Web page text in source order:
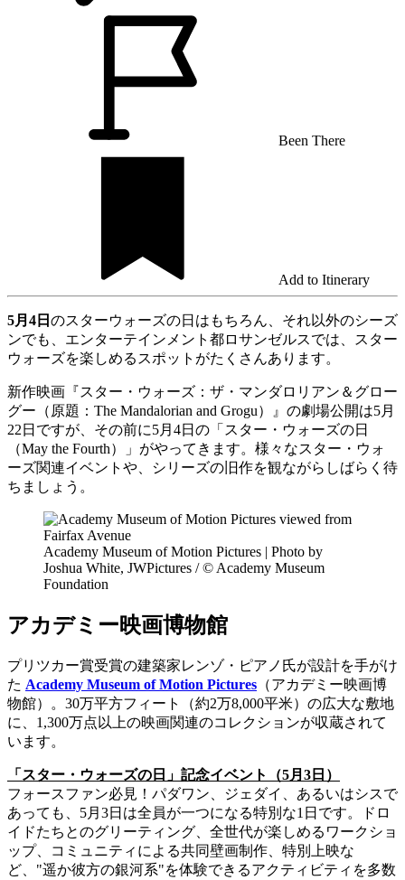
Been There
Add to Itinerary
5月4日 のスターウォーズの日はもちろん、それ以外のシーズ
ンでも、エンターテインメント都ロサンゼルスでは、スター
ウォーズを楽しめるスポットがたくさんあります。
新作映画『スター・ウォーズ：ザ・マンダロリアン＆グロー
グー（原題：The Mandalorian and Grogu）』の劇場公開は5月
22日ですが、その前に5月4日の「スター・ウォーズの日
（May the Fourth）」がやってきます。様々なスター・ウォ
ーズ関連イベントや、シリーズの旧作を観ながらしばらく待
ちましょう。
Academy Museum of Motion Pictures | Photo by
Joshua White, JWPictures / © Academy Museum
Foundation
アカデミー映画博物館
プリツカー賞受賞の建築家レンゾ・ピアノ氏が設計を手がけ
た Academy Museum of Motion Pictures （アカデミー映画博
物館）。30万平方フィート（約2万8,000平米）の広大な敷地
に、1,300万点以上の映画関連のコレクションが収蔵されて
います。
「スター・ウォーズの日」記念イベント（5月3日）
フォースファン必見！パダワン、ジェダイ、あるいはシスで
あっても、5月3日は全員が一つになる特別な1日です。ドロ
イドたちとのグリーティング、全世代が楽しめるワークショ
ップ、コミュニティによる共同壁画制作、特別上映な
ど、"遥か彼方の銀河系"を体験できるアクティビティを多数